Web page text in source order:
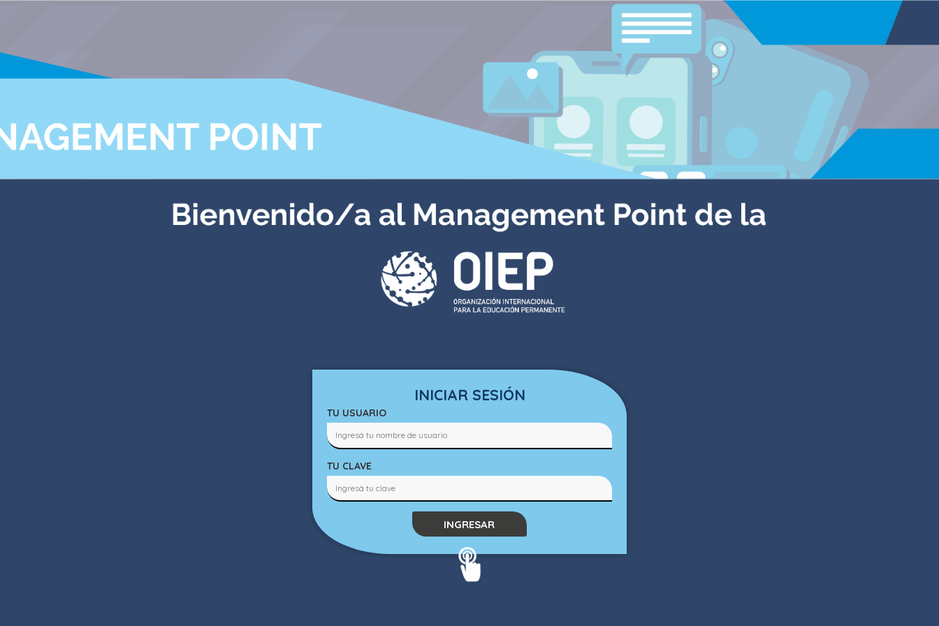
INICIAR SESIÓN
TU USUARIO
TU CLAVE
INGRESAR